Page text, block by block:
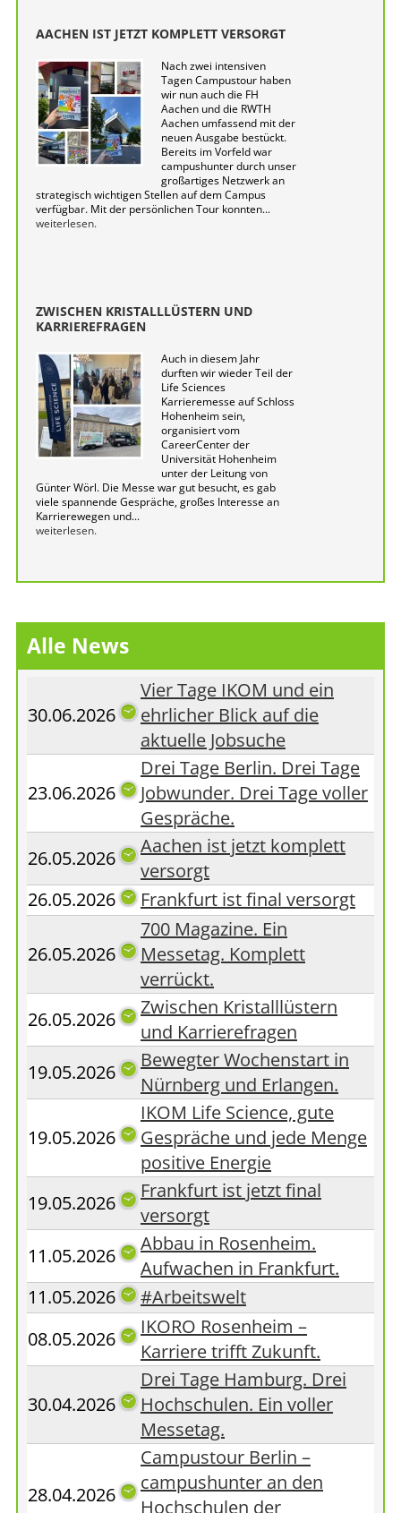
AACHEN IST JETZT KOMPLETT VERSORGT
Nach zwei intensiven
Tagen Campustour haben
wir nun auch die FH
Aachen und die RWTH
Aachen umfassend mit der
neuen Ausgabe bestückt.
Bereits im Vorfeld war
campushunter durch unser
großartiges Netzwerk an
strategisch wichtigen Stellen auf dem Campus
verfügbar. Mit der persönlichen Tour konnten...
weiterlesen.
ZWISCHEN KRISTALLLÜSTERN UND
KARRIEREFRAGEN
Auch in diesem Jahr
durften wir wieder Teil der
Life Sciences
Karrieremesse auf Schloss
Hohenheim sein,
organisiert vom
CareerCenter der
Universität Hohenheim
unter der Leitung von
Günter Wörl. Die Messe war gut besucht, es gab
viele spannende Gespräche, großes Interesse an
Karrierewegen und...
weiterlesen.
Alle News
30.06.2026
Vier Tage IKOM und ein
ehrlicher Blick auf die
aktuelle Jobsuche
23.06.2026
Drei Tage Berlin. Drei Tage
Jobwunder. Drei Tage voller
Gespräche.
26.05.2026
Aachen ist jetzt komplett
versorgt
26.05.2026
Frankfurt ist final versorgt
26.05.2026
700 Magazine. Ein
Messetag. Komplett
verrückt.
26.05.2026
Zwischen Kristalllüstern
und Karrierefragen
19.05.2026
Bewegter Wochenstart in
Nürnberg und Erlangen.
19.05.2026
IKOM Life Science, gute
Gespräche und jede Menge
positive Energie
19.05.2026
Frankfurt ist jetzt final
versorgt
11.05.2026
Abbau in Rosenheim.
Aufwachen in Frankfurt.
11.05.2026
#Arbeitswelt
08.05.2026
IKORO Rosenheim –
Karriere trifft Zukunft.
30.04.2026
Drei Tage Hamburg. Drei
Hochschulen. Ein voller
Messetag.
28.04.2026
Campustour Berlin –
campushunter an den
Hochschulen der